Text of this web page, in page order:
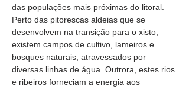
das populações mais próximas do litoral.
Perto das pitorescas aldeias que se
desenvolvem na transição para o xisto,
existem campos de cultivo, lameiros e
bosques naturais, atravessados por
diversas linhas de água. Outrora, estes rios
e ribeiros forneciam a energia aos